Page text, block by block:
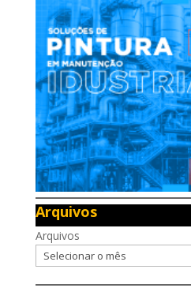
Arquivos
Arquivos